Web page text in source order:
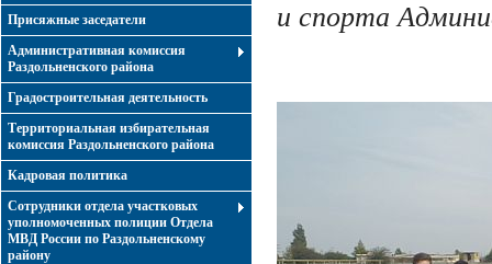
Присяжные заседатели
Административная комиссия
Раздольненского района
Градостроительная деятельность
Территориальная избирательная
комиссия Раздольненского района
Кадровая политика
Сотрудники отдела участковых
уполномоченных полиции Отдела
МВД России по Раздольненскому
району
и спорта